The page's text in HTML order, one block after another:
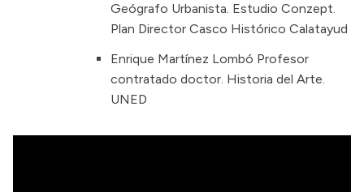
Geógrafo Urbanista. Estudio Conzept.
Plan Director Casco Histórico Calatayud
Enrique Martínez Lombó Profesor
contratado doctor. Historia del Arte.
UNED